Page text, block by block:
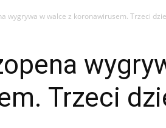
wygrywa w walce z koronawirusem. Trzeci
Trzeci